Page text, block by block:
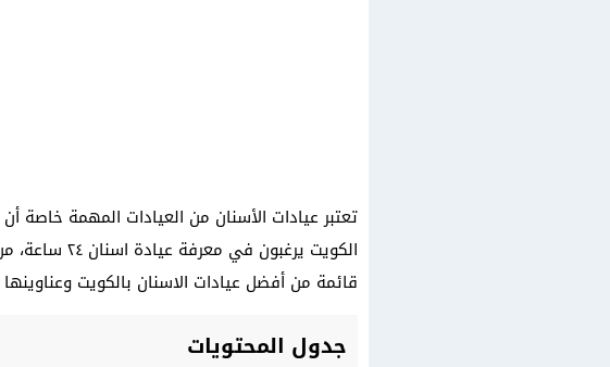
تعتبر عيادات الأسنان من العيادات المهمة خاصة
الكويت
قائمة من أفضل عيادات الاسنان بالكويت
جدول المحتويات